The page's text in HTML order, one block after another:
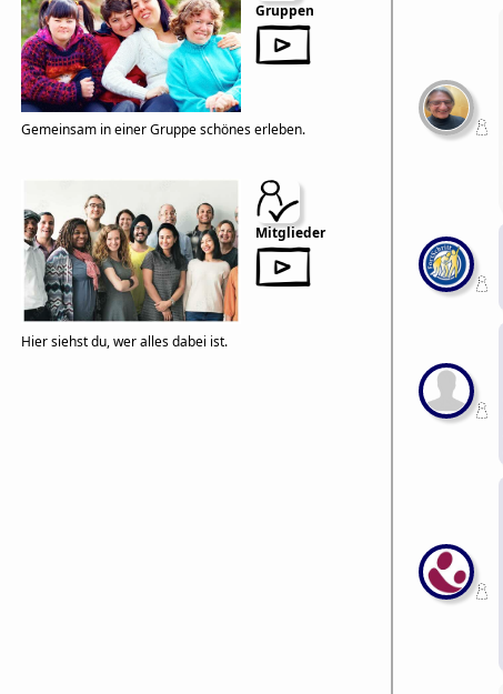
Gruppen
Gemeinsam in einer Gruppe schönes erleben.
Mitglieder
Hier siehst du, wer alles dabei ist.